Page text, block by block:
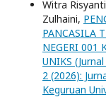
Witra
Zulhaini,
PANCASILA
NEGERI 001
UNIKS
2 (2026):
Keguruan